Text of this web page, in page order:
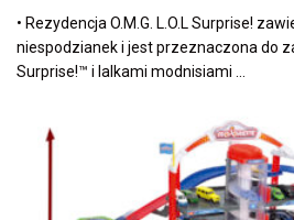
• Rezydencja O.M.G. L.O.L Surprise!
niespodzianek i jest przeznaczona do
Surprise!™ i lalkami modnisiami ...